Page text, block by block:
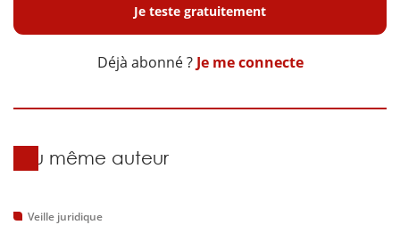
Je teste gratuitement
Déjà abonné ? Je me connecte
Du même auteur
Veille juridique